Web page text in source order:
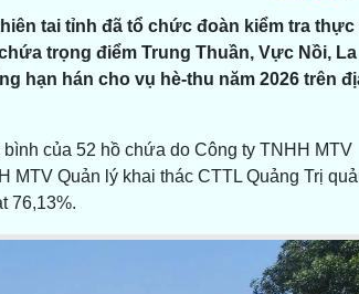
tai tỉnh đã tổ chức đoàn kiểm tra thực
trọng điểm Trung Thuần, Vực Nồi, La
hạn hán cho vụ hè-thu năm 2026 trên
của 52 hồ chứa do Công ty TNHH MTV
MTV Quản lý khai thác CTTL Quảng Trị
76,13%.